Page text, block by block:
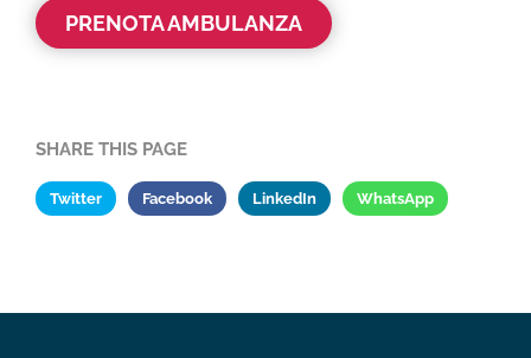
PRENOTA AMBULANZA
SHARE THIS PAGE
Twitter Facebook LinkedIn WhatsApp